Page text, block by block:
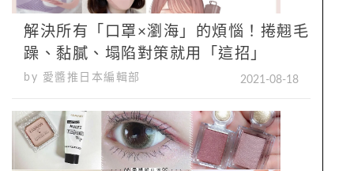
解決所有「口罩×瀏海」的煩惱！捲翹毛
躁、黏膩、塌陷對策就用「這招」
by 愛醬推日本編輯部 2021-08-18